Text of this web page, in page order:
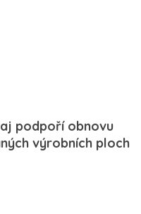
podpoří obnovu
výrobních ploch